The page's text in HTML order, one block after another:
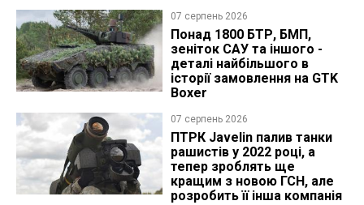
07 серпень 2026
Понад 1800 БТР, БМП,
зеніток САУ та іншого -
деталі найбільшого в
історії замовлення на GTK
Boxer
07 серпень 2026
ПТРК Javelin палив танки
рашистів у 2022 році, а
тепер зроблять ще
кращим з новою ГСН, але
розробить її інша компанія